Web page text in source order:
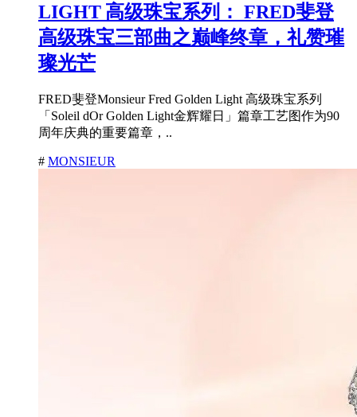
LIGHT 高级珠宝系列： FRED斐登
高级珠宝三部曲之巅峰终章，礼赞璀
璨光芒
FRED斐登Monsieur Fred Golden Light 高级珠宝系列
「Soleil dOr Golden Light金辉耀日」篇章工艺图作为90
周年庆典的重要篇章，..
# MONSIEUR